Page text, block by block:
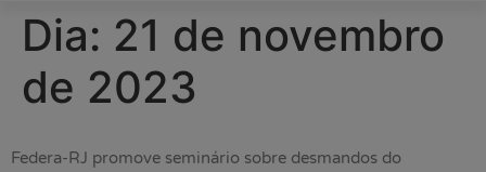
Dia: 21 de novembro
de 2023
Federa-RJ promove seminário sobre desmandos do